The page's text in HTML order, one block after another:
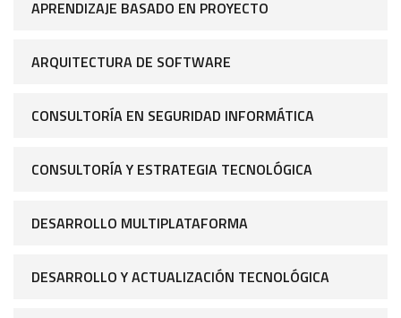
APRENDIZAJE BASADO EN PROYECTO
ARQUITECTURA DE SOFTWARE
CONSULTORÍA EN SEGURIDAD INFORMÁTICA
CONSULTORÍA Y ESTRATEGIA TECNOLÓGICA
DESARROLLO MULTIPLATAFORMA
DESARROLLO Y ACTUALIZACIÓN TECNOLÓGICA